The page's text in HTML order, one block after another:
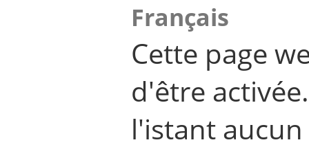
Français
Cette page
d'être
l'istant